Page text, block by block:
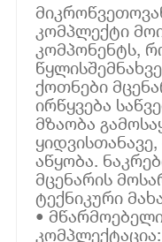
კომპლექტი
კომპონენტს,
ქოთნები
ირწყვება
მზაობა
აწყობა.
მცენარის
ტექნიკური
•
კომპლექტაცია: